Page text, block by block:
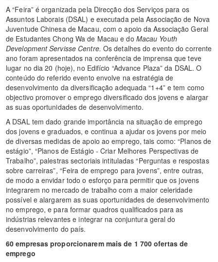
A “Feira” é organizada pela Direcção dos Serviços para os
Assuntos Laborais (DSAL) e executada pela Associação de Nova
Juventude Chinesa de Macau, com o apoio da Associação Geral
de Estudantes Chong Wa de Macau e do Macau Youth
Development Servisse Centre. Os detalhes do evento do corrente
ano foram apresentados na conferência de imprensa que teve
lugar no dia 20 (hoje), no Edifício “Advance Plaza” da DSAL. O
conteúdo do referido evento envolve na estratégia de
desenvolvimento da diversificação adequada “1+4” e tem como
objectivo promover o emprego diversificado dos jovens e alargar
as suas oportunidades de desenvolvimento.
A DSAL tem dado grande importância na situação de emprego
dos jovens e graduados, e continua a ajudar os jovens por meio
de diversas medidas de apoio ao emprego, tais como: “Planos de
estágio”, “Planos de Estágio - Criar Melhores Perspectivas de
Trabalho”, palestras sectoriais intituladas “Perguntas e respostas
sobre carreiras”, “Feira de emprego para jovens”, entre outras,
de modo a envidar todo o esforço para permitir que os jovens
integrarem no mercado de trabalho com a maior celeridade
possível e alargarem as suas oportunidades de desenvolvimento
no emprego, e para formar quadros qualificados para as
indústrias relevantes e integrar na conjuntura geral do
desenvolvimento do país.
60 empresas proporcionarem mais de 1 700 ofertas de
emprego